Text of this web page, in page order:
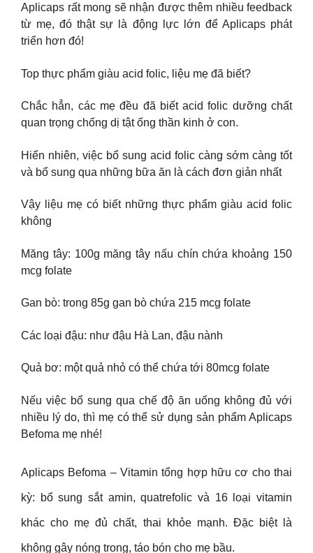
Aplicaps rất mong sẽ nhận được thêm nhiều feedback
từ mẹ, đó thật sự là động lực lớn để Aplicaps phát
triển hơn đó!
Top thực phẩm giàu acid folic, liệu mẹ đã biết?
Chắc hẳn, các mẹ đều đã biết acid folic dưỡng chất
quan trọng chống dị tật ống thần kinh ở con.
Hiển nhiên, việc bổ sung acid folic càng sớm càng tốt
và bổ sung qua những bữa ăn là cách đơn giản nhất
Vậy liệu mẹ có biết những thực phẩm giàu acid folic
không
Măng tây: 100g măng tây nấu chín chứa khoảng 150
mcg folate
Gan bò: trong 85g gan bò chứa 215 mcg folate
Các loại đậu: như đậu Hà Lan, đậu nành
Quả bơ: một quả nhỏ có thể chứa tới 80mcg folate
Nếu việc bổ sung qua chế độ ăn uống không đủ với
nhiều lý do, thì mẹ có thể sử dụng sản phẩm Aplicaps
Befoma mẹ nhé!
Aplicaps Befoma – Vitamin tổng hợp hữu cơ cho thai
kỳ: bổ sung sắt amin, quatrefolic và 16 loại vitamin
khác cho mẹ đủ chất, thai khỏe mạnh. Đặc biệt là
không gây nóng trong, táo bón cho mẹ bầu.